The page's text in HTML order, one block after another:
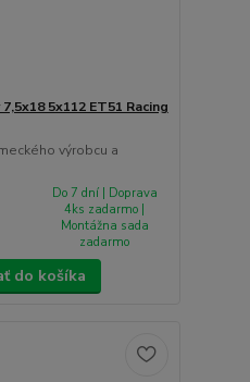
5x112 ET51 Racing
výrobcu a
Do 7 dní | Doprava
4ks zadarmo |
Montážna sada
zadarmo
do košíka